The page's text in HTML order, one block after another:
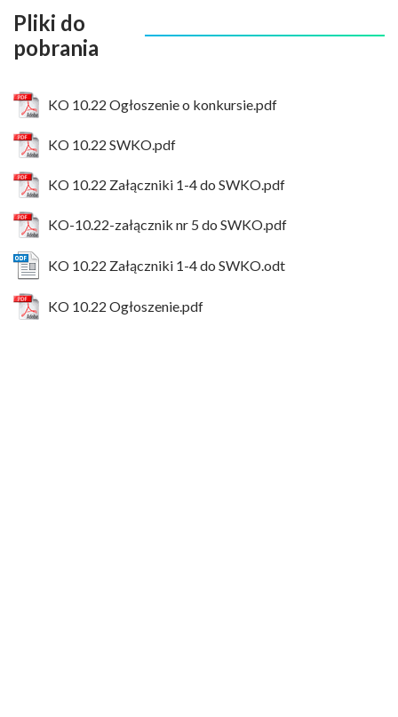
Pliki do
pobrania
KO 10.22 Ogłoszenie o konkursie.pdf
KO 10.22 SWKO.pdf
KO 10.22 Załączniki 1-4 do SWKO.pdf
KO-10.22-załącznik nr 5 do SWKO.pdf
KO 10.22 Załączniki 1-4 do SWKO.odt
KO 10.22 Ogłoszenie.pdf